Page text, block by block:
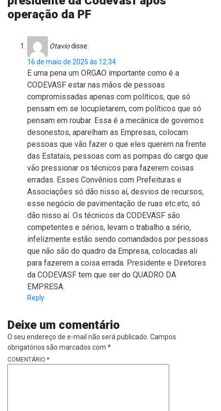
operação da PF
Otaviodisse:
16 de maio de 2025 às 12:34
E uma pena um ORGAO importante como é a
CODEVASF estar nas mãos de pessoas
compromissadas apenas com políticos, que só
pensam em se locupletarem, com políticos que só
pensam em roubar. Essa é a mecânica de governos
desonestos, aparelham as Empresas, colocam
pessoas que vão fazer o que eles querem na frente
das Estatais, pessoas com as pompas do cargo que
vão pressionar os técnicos para fazerem coisas
erradas. Esses Convênios com Prefeituras e
Associações só dão nisso aí, desvios de recursos,
esse negócio de pavimentação de ruas etc.etc, só
dão nisso aí. Os técnicos da CODEVASF são
competentes e sérios, levam o trabalho a sério,
infelizmente estão sendo comandados por pessoas
que não são do quadro da Empresa, colocadas ali
para fazerem a coisa errada. Presidente e Diretores
da CODEVASF tem que ser do QUADRO DA
EMPRESA.
Reply
Deixe um comentário
O seu endereço de e-mail não será publicado. Campos
obrigatórios são marcados com *
COMENTÁRIO *